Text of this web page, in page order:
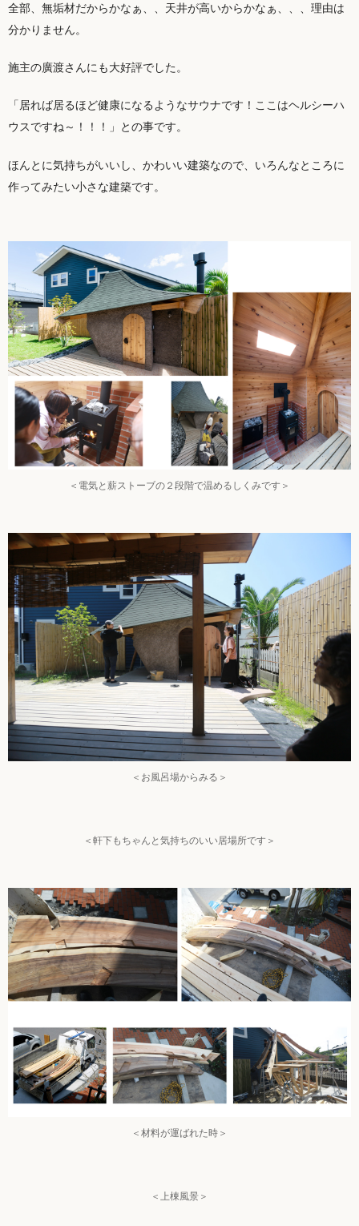
全部、無垢材だからかなぁ、、天井が高いからかなぁ、、、理由は
分かりません。
施主の廣渡さんにも大好評でした。
「居れば居るほど健康になるようなサウナです！ここはヘルシーハ
ウスですね～！！！」との事です。
ほんとに気持ちがいいし、かわいい建築なので、いろんなところに
作ってみたい小さな建築です。
＜電気と薪ストーブの２段階で温めるしくみです＞
＜お風呂場からみる＞
＜軒下もちゃんと気持ちのいい居場所です＞
＜材料が運ばれた時＞
＜上棟風景＞